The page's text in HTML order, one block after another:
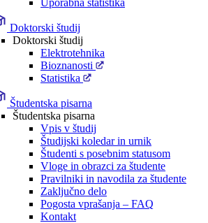
Uporabna statistika
Doktorski študij
Doktorski študij
Elektrotehnika
Bioznanosti
Statistika
Študentska pisarna
Študentska pisarna
Vpis v študij
Študijski koledar in urnik
Študenti s posebnim statusom
Vloge in obrazci za študente
Pravilniki in navodila za študente
Zaključno delo
Pogosta vprašanja – FAQ
Kontakt